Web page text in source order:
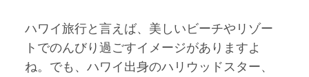
ハワイ旅行と言えば、美しいビーチやリゾー
トでのんびり過ごすイメージがありますよ
ね。でも、ハワイ出身のハリウッドスター、